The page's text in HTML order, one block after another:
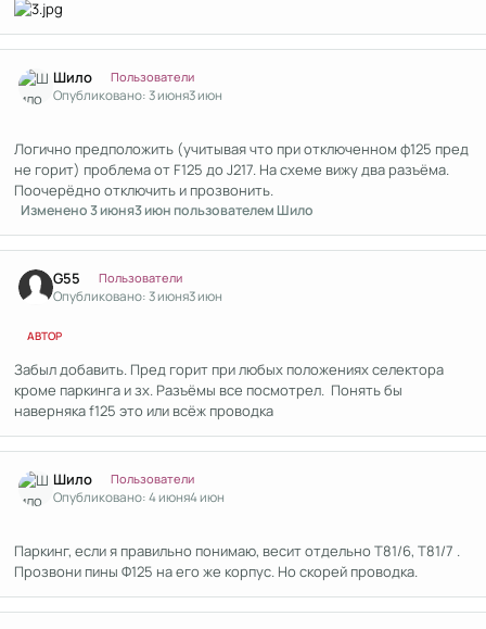
Шило Пользователи
Опубликовано:3 июня3 июн
Логично предположить (учитывая что при отключенном ф125 пред
не горит) проблема от F125 до J217. На схеме вижу два разъёма.
Поочерёдно отключить и прозвонить.
Изменено3 июня3 июн пользователем Шило
G55 Пользователи
Опубликовано:3 июня3 июн
АВТОР
Забыл добавить. Пред горит при любых положениях селектора
кроме паркинга и зх. Разъёмы все посмотрел. Понять бы
наверняка f125 это или всёж проводка
Шило Пользователи
Опубликовано:4 июня4 июн
Паркинг, если я правильно понимаю, весит отдельно Т81/6, Т81/7 .
Прозвони пины Ф125 на его же корпус. Но скорей проводка.